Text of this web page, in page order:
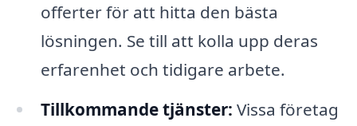
offerter för att hitta den bästa
lösningen. Se till att kolla upp deras
erfarenhet och tidigare arbete.
Tillkommande tjänster: Vissa företag